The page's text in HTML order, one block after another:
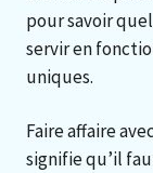
pour savoir
servir en
uniques.
Faire affaire
signifie qu’il